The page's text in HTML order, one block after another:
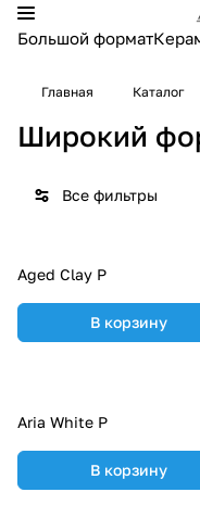
Большой формат
Главная Каталог
Широкий
Все фильтры
Aged Clay P
В корзину
Aria White P
В корзину